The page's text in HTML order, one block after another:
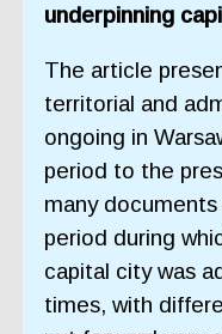
underpinning
The article
territorial and
ongoing in
period to the
many
period during
capital city was
times, with